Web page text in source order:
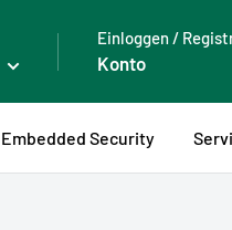
Einloggen /
Konto
Embedded Security